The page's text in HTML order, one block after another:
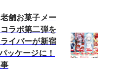
舗お菓子メー
ラボ第二弾を
イバーが新宿
ッケージに！